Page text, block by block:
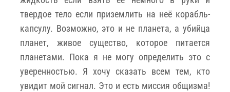
твердое тело если приземлить на неё корабль-
капсулу. Возможно, это и не планета, а убийца
планет, живое существо, которое питается
планетами. Пока я не могу определить это с
уверенностью. Я хочу сказать всем тем, кто
увидит мой сигнал. Это и есть миссия общизма!